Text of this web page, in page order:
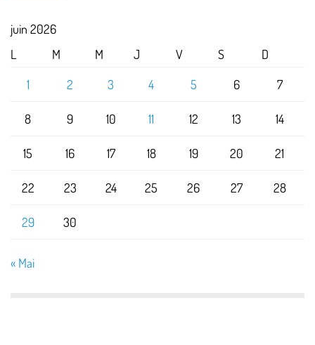
juin 2026
L
M M J V S
D
1
2 3 4 5 6 7
8 9 10 11 12 13 14
15 16 17 18 19 20 21
22 23 24 25 26 27 28
29 30
« Mai